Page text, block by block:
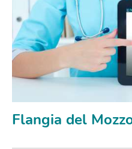
Flangia del